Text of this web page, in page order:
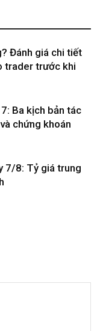
Đánh giá chi tiết
trader trước khi
Ba kịch bản tác
chứng khoán
7/8: Tỷ giá trung